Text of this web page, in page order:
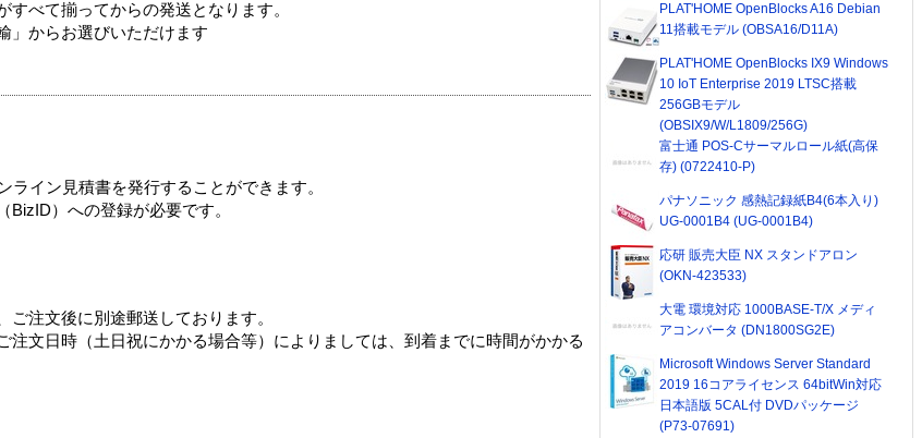
べて揃ってからの発送となります。
」からお選びいただけます
イン見積書を発行することができます。
）への登録が必要です。
注文後に別途郵送しております。
注文日時（土日祝にかかる場合等）によりましては、到着までに時間がかかる
PLAT'HOME OpenBlocks A16 Debian
11搭載モデル (OBSA16/D11A)
PLAT'HOME OpenBlocks IX9 Windows
10 IoT Enterprise 2019 LTSC搭載
256GBモデル
(OBSIX9/W/L1809/256G)
富士通 POS-Cサーマルロール紙(高保
存) (0722410-P)
パナソニック 感熱記録紙B4(6本入り)
UG-0001B4 (UG-0001B4)
応研 販売大臣 NX スタンドアロン
(OKN-423533)
大電 環境対応 1000BASE-T/X メディ
アコンバータ (DN1800SG2E)
Microsoft Windows Server Standard
2019 16コアライセンス 64bitWin対応
日本語版 5CAL付 DVDパッケージ
(P73-07691)